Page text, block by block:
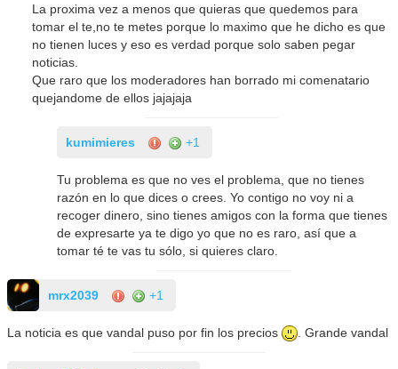
La proxima vez a menos que quieras que quedemos para
tomar el te,no te metes porque lo maximo que he dicho es que
no tienen luces y eso es verdad porque solo saben pegar
noticias.
Que raro que los moderadores han borrado mi comenatario
quejandome de ellos jajajaja
kumimieres +1
Tu problema es que no ves el problema, que no tienes
razón en lo que dices o crees. Yo contigo no voy ni a
recoger dinero, sino tienes amigos con la forma que tienes
de expresarte ya te digo yo que no es raro, así que a
tomar té te vas tu sólo, si quieres claro.
mrx2039 +1
La noticia es que vandal puso por fin los precios . Grande vandal